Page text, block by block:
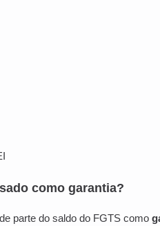
como garantia?
parte do saldo do FGTS como